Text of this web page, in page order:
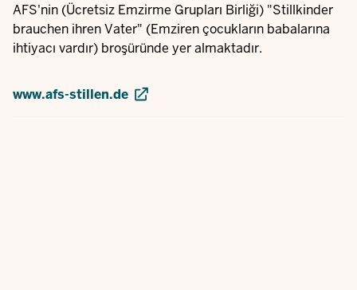
AFS'nin (Ücretsiz Emzirme Grupları Birliği) "Stillkinder
brauchen ihren Vater" (Emziren çocukların babalarına
ihtiyacı vardır) broşüründe yer almaktadır.
www.afs-stillen.de